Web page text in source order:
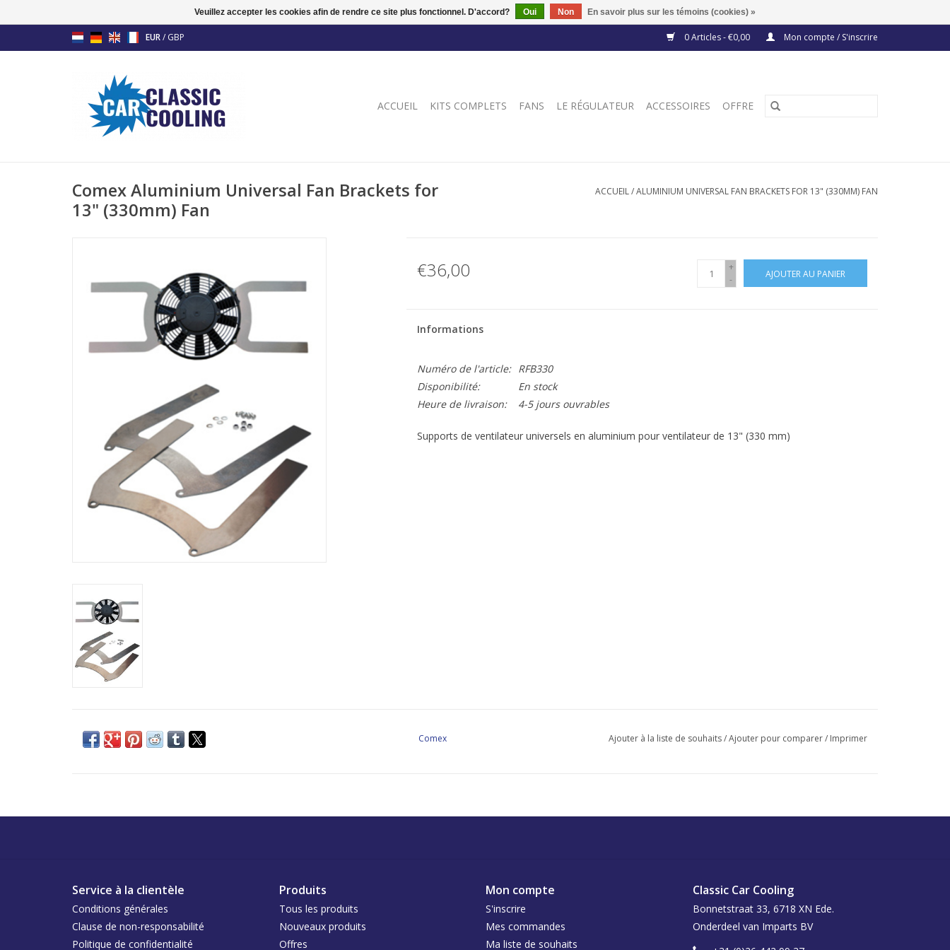
EUR/ GBP 0 Articles - €0,00 Mon compte / S'inscrire
ACCUEIL KITS COMPLETS FANS LE RÉGULATEUR ACCESSOIRES OFFRE
Comex Aluminium Universal Fan Brackets for
13" (330mm) Fan
ACCUEIL/ALUMINIUM UNIVERSAL FAN BRACKETS FOR 13" (330MM) FAN
€36,00
+
-
AJOUTER AU PANIER
Informations
Numéro de l'article:
RFB330
Disponibilité:
En stock
Heure de livraison:
4-5 jours ouvrables
Supports de ventilateur universels en aluminium pour ventilateur de 13" (330 mm)
Comex Ajouter à la liste de souhaits/Ajouter pour comparer/ Imprimer
Service à la clientèle
Conditions générales
Clause de non-responsabilité
Politique de confidentialité
Produits
Tous les produits
Nouveaux produits
Offres
Mon compte
S'inscrire
Mes commandes
Ma liste de souhaits
Classic Car Cooling
Bonnetstraat 33, 6718 XN Ede.
Onderdeel van Imparts BV
Veuillez accepter les cookies afin de rendre ce site plus fonctionnel. D'accord? Oui Non En savoir plus sur les témoins (cookies) »